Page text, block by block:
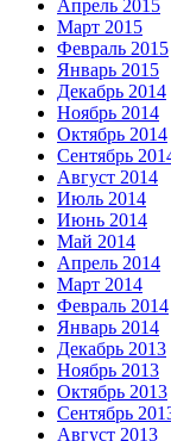
Апрель 2015
Март 2015
Февраль 2015
Январь 2015
Декабрь 2014
Ноябрь 2014
Октябрь 2014
Сентябрь
Август 2014
Июль 2014
Июнь 2014
Май 2014
Апрель 2014
Март 2014
Февраль 2014
Январь 2014
Декабрь 2013
Ноябрь 2013
Октябрь 2013
Сентябрь
Август 2013